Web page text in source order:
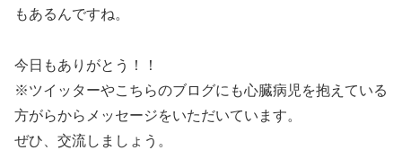
もあるんですね。
今日もありがとう！！
※ツイッターやこちらのブログにも心臓病児を抱えている
方がらからメッセージをいただいています。
ぜひ、交流しましょう。